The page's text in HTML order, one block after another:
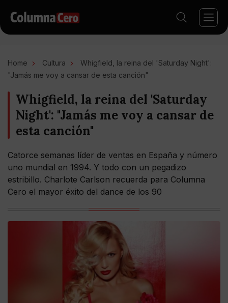
Home Cultura
Whigfield, la reina del 'Saturday Night':
"Jamás me voy a cansar de esta canción"
Whigfield, la reina del 'Saturday
Night': "Jamás me voy a cansar de
esta canción"
Catorce semanas líder de ventas en España y número
uno mundial en 1994. Y todo con un pegadizo
estribillo. Charlote Carlson recuerda para Columna
Cero el mayor éxito del dance de los 90